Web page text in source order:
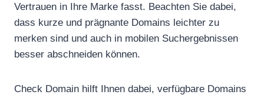
Vertrauen in Ihre Marke fasst. Beachten Sie dabei,
dass kurze und prägnante Domains leichter zu
merken sind und auch in mobilen Suchergebnissen
besser abschneiden können.
Check Domain hilft Ihnen dabei, verfügbare Domains